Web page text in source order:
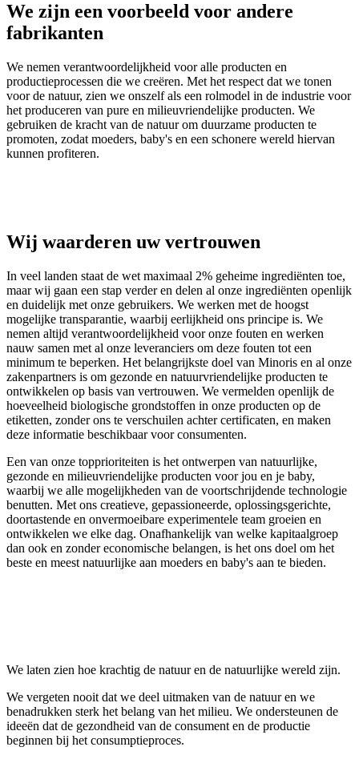
We zijn een voorbeeld voor andere
fabrikanten
We nemen verantwoordelijkheid voor alle producten en
productieprocessen die we creëren. Met het respect dat we tonen
voor de natuur, zien we onszelf als een rolmodel in de industrie voor
het produceren van pure en milieuvriendelijke producten. We
gebruiken de kracht van de natuur om duurzame producten te
promoten, zodat moeders, baby's en een schonere wereld hiervan
kunnen profiteren.
Wij waarderen uw vertrouwen
In veel landen staat de wet maximaal 2% geheime ingrediënten toe,
maar wij gaan een stap verder en delen al onze ingrediënten openlijk
en duidelijk met onze gebruikers. We werken met de hoogst
mogelijke transparantie, waarbij eerlijkheid ons principe is. We
nemen altijd verantwoordelijkheid voor onze fouten en werken
nauw samen met al onze leveranciers om deze fouten tot een
minimum te beperken. Het belangrijkste doel van Minoris en al onze
zakenpartners is om gezonde en natuurvriendelijke producten te
ontwikkelen op basis van vertrouwen. We vermelden openlijk de
hoeveelheid biologische grondstoffen in onze producten op de
etiketten, zonder ons te verschuilen achter certificaten, en maken
deze informatie beschikbaar voor consumenten.
Een van onze topprioriteiten is het ontwerpen van natuurlijke,
gezonde en milieuvriendelijke producten voor jou en je baby,
waarbij we alle mogelijkheden van de voortschrijdende technologie
benutten. Met ons creatieve, gepassioneerde, oplossingsgerichte,
doortastende en onvermoeibare experimentele team groeien en
ontwikkelen we elke dag. Onafhankelijk van welke kapitaalgroep
dan ook en zonder economische belangen, is het ons doel om het
beste en meest natuurlijke aan moeders en baby's aan te bieden.
We laten zien hoe krachtig de natuur en de natuurlijke wereld zijn.
We vergeten nooit dat we deel uitmaken van de natuur en we
benadrukken sterk het belang van het milieu. We ondersteunen de
ideeën dat de gezondheid van de consument en de productie
beginnen bij het consumptieproces.